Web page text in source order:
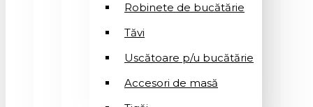
Robinete de bucătărie
Tăvi
Uscătoare p/u bucătărie
Accesori de masă